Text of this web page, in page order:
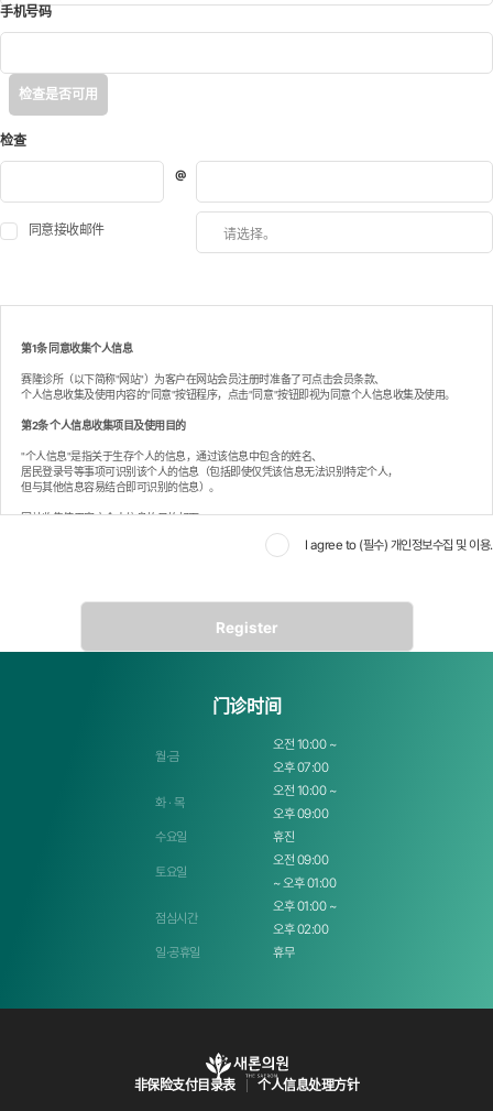
手机号码*
检查是否可用
값받기
*
检查
同意接收邮件
第1条 同意收集个人信息
赛隆诊所（以下简称"网站"）为客户在网站会员注册时准备了可点击会员条款、
个人信息收集及使用内容的"同意"按钮程序，点击"同意"按钮即视为同意个人信息收集及使用。
第2条 个人信息收集项目及使用目的
"个人信息"是指关于生存个人的信息，通过该信息中包含的姓名、
居民登录号等事项可识别该个人的信息（包括即使仅凭该信息无法识别特定个人，
但与其他信息容易结合即可识别的信息）。
网站收集使用客户个人信息的目的如下。
- 根据个人兴趣领域提供差异化信息
- 分析访问频率或访问时间等，把握用户的喜好和兴趣领域，作为目标(target)
- 追踪所购买的商品信息和感兴趣浏览的商品，提供个性化购物服务
Cookie存储在用户的计算机硬盘上，识别用户的计算机，但不识别个人用户。
此外，客户可以通过网络浏览器设置允许/拒绝所有Cookie，或在每次存储Cookie时进行确认。
웹 브라우저 상단의 도구 메뉴 > 인터넷 옵션 > 개인정보 탭 > 직접 설정
I agree to (필수) 개인정보수집 및 이용.
非保险支付目录表 个人信息处理方针
门诊时间
월·금
오전 10:00 ~
오후 07:00
화 · 목
오전 10:00 ~
오후 09:00
수요일
휴진
토요일
오전 09:00
~ 오후 01:00
점심시간
오후 01:00 ~
오후 02:00
일·공휴일
휴무